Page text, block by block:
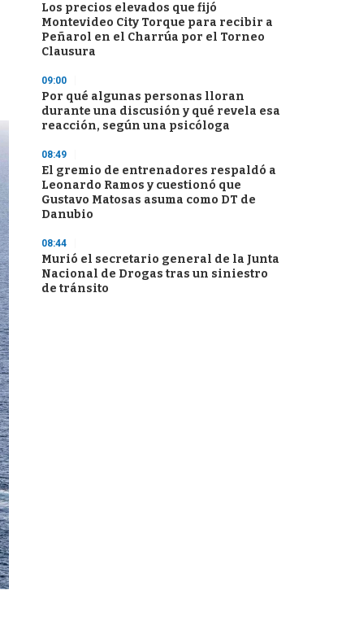
Los precios elevados que fijó
Montevideo City Torque para recibir a
Peñarol en el Charrúa por el Torneo
Clausura
09:00
Por qué algunas personas lloran
durante una discusión y qué revela esa
reacción, según una psicóloga
08:49
El gremio de entrenadores respaldó a
Leonardo Ramos y cuestionó que
Gustavo Matosas asuma como DT de
Danubio
08:44
Murió el secretario general de la Junta
Nacional de Drogas tras un siniestro
de tránsito